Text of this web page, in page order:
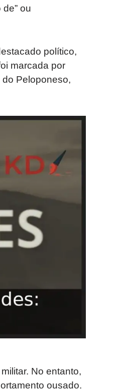
ou
político,
marcada por
Peloponeso,
No entanto,
ousado.